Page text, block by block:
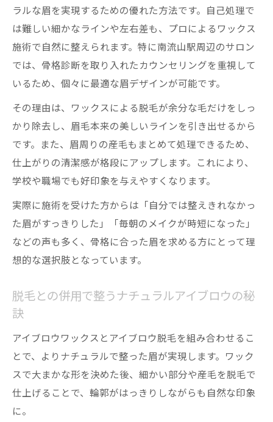
ラルな眉を実現するための優れた方法です。自己処理で
は難しい細かなラインや左右差も、プロによるワックス
施術で自然に整えられます。特に南流山駅周辺のサロン
では、骨格診断を取り入れたカウンセリングを重視して
いるため、個々に最適な眉デザインが可能です。
その理由は、ワックスによる脱毛が余分な毛だけをしっ
かり除去し、眉毛本来の美しいラインを引き出せるから
です。また、眉周りの産毛もまとめて処理できるため、
仕上がりの清潔感が格段にアップします。これにより、
学校や職場でも好印象を与えやすくなります。
実際に施術を受けた方からは「自分では整えきれなかっ
た眉がすっきりした」「毎朝のメイクが時短になった」
などの声も多く、骨格に合った眉を求める方にとって理
想的な選択肢となっています。
脱毛との併用で整うナチュラルアイブロウの秘
訣
アイブロウワックスとアイブロウ脱毛を組み合わせるこ
とで、よりナチュラルで整った眉が実現します。ワック
スで大まかな形を決めた後、細かい部分や産毛を脱毛で
仕上げることで、輪郭がはっきりしながらも自然な印象
に。